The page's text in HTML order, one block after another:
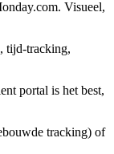
Visueel,
tijd-tracking,
portal is het best,
tracking) of